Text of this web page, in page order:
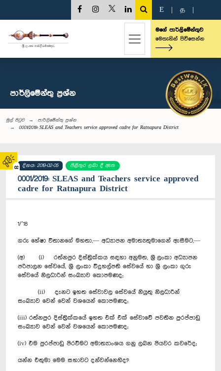
02
E த
මගේ පාර්ලිමේන්තුව
මෙතැනින් පිවිසෙන්න
පාර්ලි‌මේන්තු‌ ප්‍රශ්න
මුල් පිටුව
පාර්ලි‌මේන්තු‌ ප්‍රශ්න
0001/2019: SLEAS and Teachers service approved cadre for Ratnapura District
දිනය: 2019-02-05 පිළිතුර ලබා දී ඇත
0001/2019: SLEAS and Teachers service approved
cadre for Ratnapura District
1/’18
ගරු හේෂා විතානගේ මහතා,— අධ්‍යාපන අමාත්‍යතුමාගෙන් ඇසීමට,—
(අ) (i) රත්නපුර දිස්ත්‍රික්කය සඳහා අනුමත, ශ්‍රී ලංකා අධ්‍යාපන
පරිපාලන සේවයේ, ශ්‍රී ලංකා විදුහල්පති සේවයේ හා ශ්‍රී ලංකා ගුරු
සේවයේ නිලධාරින් සංඛ්‍යාව කොපමණද;
(ii) දැනට ඉහත සේවාවල සේවයේ නියුතු නිලධාරීන්
සංඛ්‍යාව වෙන් වෙන් වශයෙන් කොපමණද;
(iii) රත්නපුර දිස්ත්‍රික්කයේ ඉහත එක් එක් සේවාවේ පවතින පුරප්පාඩු
සංඛ්‍යාව වෙන් වෙන් වශයෙන් කොපමණද;
(iv) එම පුරප්පාඩු පිරවීමට අමාත්‍යාංශය ගනු ලබන පියවර කවරේද;
යන්න එතුමා මෙම සභාවට දන්වන්නෙහිද?